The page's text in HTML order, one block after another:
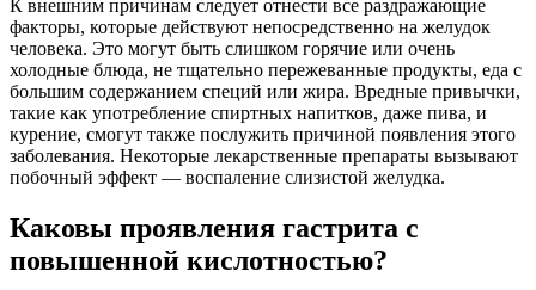
К внешним причинам следует отнести все раздражающие
факторы, которые действуют непосредственно на желудок
человека. Это могут быть слишком горячие или очень
холодные блюда, не тщательно пережеванные продукты, еда с
большим содержанием специй или жира. Вредные привычки,
такие как употребление спиртных напитков, даже пива, и
курение, смогут также послужить причиной появления этого
заболевания. Некоторые лекарственные препараты вызывают
побочный эффект — воспаление слизистой желудка.
Каковы проявления гастрита с
повышенной кислотностью?